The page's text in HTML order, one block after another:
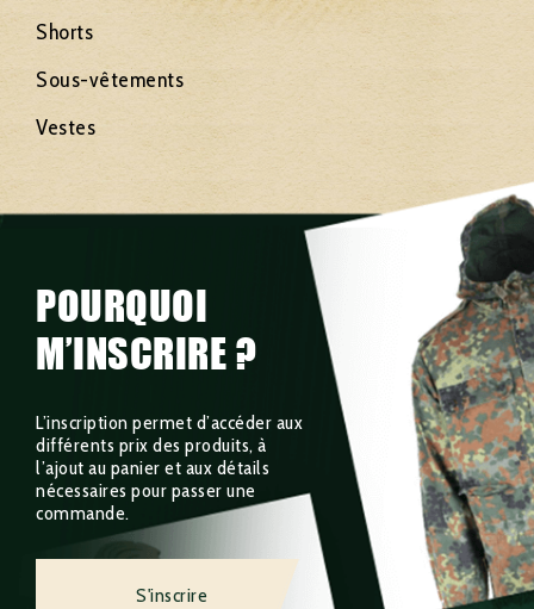
Shorts
Sous-vêtements
Vestes
POURQUOI
M’INSCRIRE ?
L’inscription permet d’accéder aux
différents prix des produits, à
l’ajout au panier et aux détails
nécessaires pour passer une
commande.
S'inscrire